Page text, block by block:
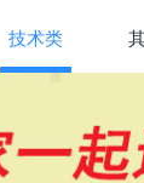
技术类